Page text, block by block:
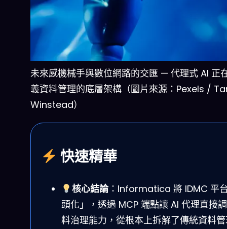
未來感機械手與數位網路的交匯 — 代理式 AI 正
義資料管理的底層架構（圖片來源：Pexels /
Winstead）
快速精華
核心結論：Informatica 將 IDMC 平
頭化」，透過 MCP 端點讓 AI 代理直接
料治理能力，從根本上拆解了傳統資料